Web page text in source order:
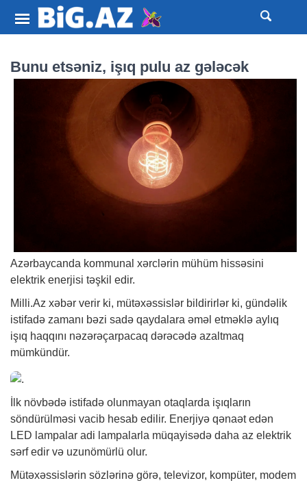
Bunu etsəniz, işıq pulu az gələcək
Azərbaycanda kommunal xərclərin mühüm hissəsini
elektrik enerjisi təşkil edir.
Milli.Az xəbər verir ki, mütəxəssislər bildirirlər ki, gündəlik
istifadə zamanı bəzi sadə qaydalara əməl etməklə aylıq
işıq haqqını nəzərəçarpacaq dərəcədə azaltmaq
mümkündür.
İlk növbədə istifadə olunmayan otaqlarda işıqların
söndürülməsi vacib hesab edilir. Enerjiyə qənaət edən
LED lampalar adi lampalarla müqayisədə daha az elektrik
sərf edir və uzunömürlü olur.
Mütəxəssislərin sözlərinə görə, televizor, kompüter, modem